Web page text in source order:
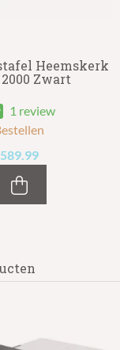
Heemskerk
Zwart
1 review
589.99